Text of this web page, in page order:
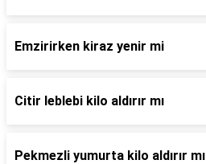
Emzirirken kiraz yenir mi
Citir leblebi kilo aldırır mı
Pekmezli yumurta kilo aldırır mı